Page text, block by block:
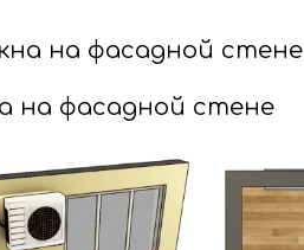
на фасадной стене
на фасадной стене